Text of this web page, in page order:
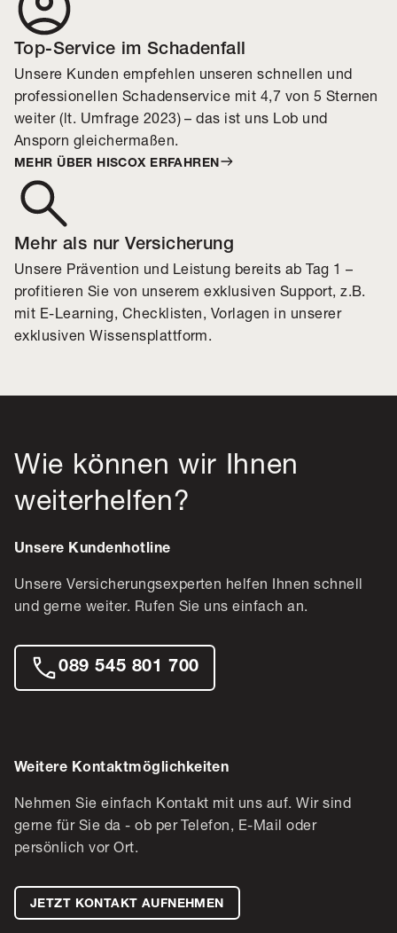
Top-Service im Schadenfall
Unsere Kunden empfehlen unseren schnellen und
professionellen Schadenservice mit 4,7 von 5 Sternen
weiter (lt. Umfrage 2023) – das ist uns Lob und
Ansporn gleichermaßen.
MEHR ÜBER HISCOX ERFAHREN
Mehr als nur Versicherung
Unsere Prävention und Leistung bereits ab Tag 1 –
profitieren Sie von unserem exklusiven Support, z.B.
mit E-Learning, Checklisten, Vorlagen in unserer
exklusiven Wissensplattform.
Wie können wir Ihnen
weiterhelfen?
Unsere Kundenhotline
Unsere Versicherungsexperten helfen Ihnen schnell
und gerne weiter. Rufen Sie uns einfach an.
089 545 801 700
Weitere Kontaktmöglichkeiten
Nehmen Sie einfach Kontakt mit uns auf. Wir sind
gerne für Sie da - ob per Telefon, E-Mail oder
persönlich vor Ort.
JETZT KONTAKT AUFNEHMEN